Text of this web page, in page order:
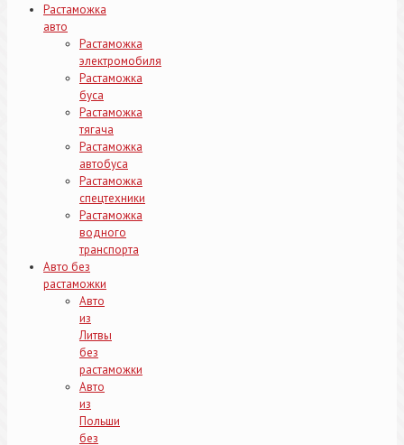
Растаможка
авто
Растаможка
электромобиля
Растаможка
буса
Растаможка
тягача
Растаможка
автобуса
Растаможка
спецтехники
Растаможка
водного
транспорта
Авто без
растаможки
Авто
из
Литвы
без
растаможки
Авто
из
Польши
без